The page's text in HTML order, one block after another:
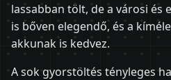
lassabban tölt, de a városi és
is bőven elegendő, és a
akkunak is kedvez.
A sok gyorstöltés tényleges